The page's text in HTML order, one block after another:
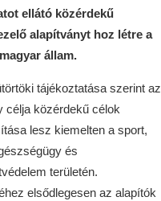
ellátó közérdekű
alapítványt hoz létre a
állam.
tájékoztatása szerint az
célja közérdekű célok
lesz kiemelten a sport,
és
területén.
elsődlegesen az alapítók